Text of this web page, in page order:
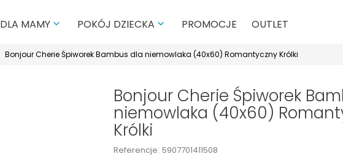
DLA MAMY  POKÓJ DZIECKA  PROMOCJE OUTLET
Bonjour Cherie Śpiworek Bambus dla niemowlaka (40x60) Romantyczny Królki
Bonjour Cherie Śpiworek
niemowlaka (40x60)
Królki
Referencje: 5907701411508